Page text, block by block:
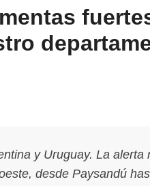
y Uruguay. La alerta
desde Paysandú